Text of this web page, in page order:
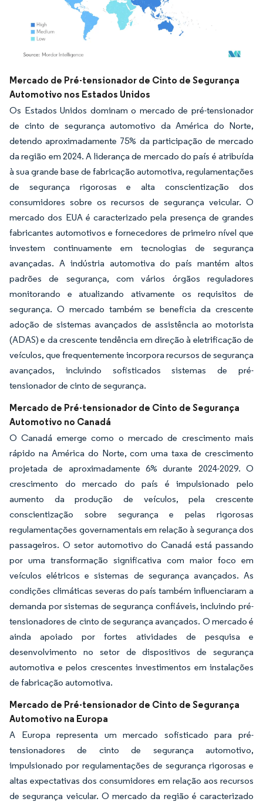
Imagem © Mordor Intelligence. O reuso requer atribuição conforme CC BY 4.0.
Mercado de Pré-tensionador de Cinto de Segurança
Automotivo nos Estados Unidos
Os Estados Unidos dominam o mercado de pré-tensionador
de cinto de segurança automotivo da América do Norte,
detendo aproximadamente 75% da participação de mercado
da região em 2024. A liderança de mercado do país é atribuída
à sua grande base de fabricação automotiva, regulamentações
de segurança rigorosas e alta conscientização dos
consumidores sobre os recursos de segurança veicular. O
mercado dos EUA é caracterizado pela presença de grandes
fabricantes automotivos e fornecedores de primeiro nível que
investem continuamente em tecnologias de segurança
avançadas. A indústria automotiva do país mantém altos
padrões de segurança, com vários órgãos reguladores
monitorando e atualizando ativamente os requisitos de
segurança. O mercado também se beneficia da crescente
adoção de sistemas avançados de assistência ao motorista
(ADAS) e da crescente tendência em direção à eletrificação de
veículos, que frequentemente incorpora recursos de segurança
avançados, incluindo sofisticados sistemas de pré-
tensionador de cinto de segurança.
Mercado de Pré-tensionador de Cinto de Segurança
Automotivo no Canadá
O Canadá emerge como o mercado de crescimento mais
rápido na América do Norte, com uma taxa de crescimento
projetada de aproximadamente 6% durante 2024-2029. O
crescimento do mercado do país é impulsionado pelo
aumento da produção de veículos, pela crescente
conscientização sobre segurança e pelas rigorosas
regulamentações governamentais em relação à segurança dos
passageiros. O setor automotivo do Canadá está passando
por uma transformação significativa com maior foco em
veículos elétricos e sistemas de segurança avançados. As
condições climáticas severas do país também influenciaram a
demanda por sistemas de segurança confiáveis, incluindo pré-
tensionadores de cinto de segurança avançados. O mercado é
ainda apoiado por fortes atividades de pesquisa e
desenvolvimento no setor de dispositivos de segurança
automotiva e pelos crescentes investimentos em instalações
de fabricação automotiva.
Mercado de Pré-tensionador de Cinto de Segurança
Automotivo na Europa
A Europa representa um mercado sofisticado para pré-
tensionadores de cinto de segurança automotivo,
impulsionado por regulamentações de segurança rigorosas e
altas expectativas dos consumidores em relação aos recursos
de segurança veicular. O mercado da região é caracterizado